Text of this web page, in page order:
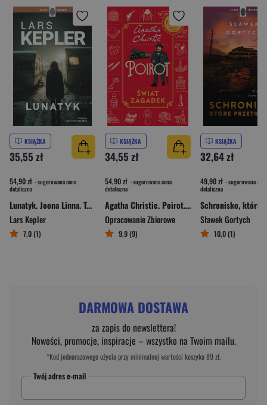
KSIĄŻKA
35,55 zł
54,90 zł - sugerowana cena
detaliczna
Lunatyk. Joona Linna. Tom 10
Lars Kepler
7,0 (1)
KSIĄŻKA
34,55 zł
54,90 zł - sugerowana cena
detaliczna
Agatha Christie. Poirot. Świat zagadek
Opracowanie Zbiorowe
9,9 (9)
KSIĄŻKA
32,64 zł
49,90 zł - sugerowana cena
detaliczna
Sławek Gortych
10,0 (1)
DARMOWA DOSTAWA
za zapis do newslettera!
Nowości, promocje, inspiracje – wszystko na Twoim mailu.
*Kod jednorazowego użycia przy minimalnej wartości koszyka 89 zł.
Twój adres e-mail